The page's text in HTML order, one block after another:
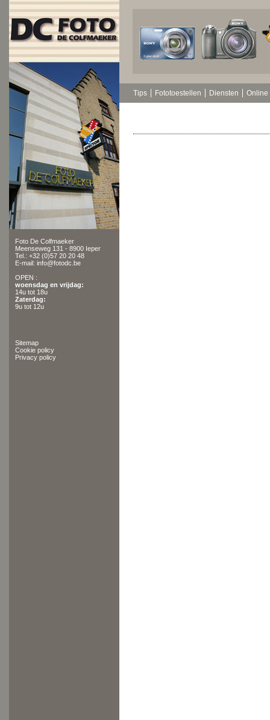
Foto De Colfmaeker
Meenseweg 131 - 8900 Ieper
Tel.: +32 (0)57 20 20 48
E-mail: info@fotodc.be
OPEN :
woensdag en vrijdag:
14u tot 18u
Zaterdag:
9u tot 12u
Sitemap
Cookie policy
Privacy policy
Tips Fototoestellen Diensten Online